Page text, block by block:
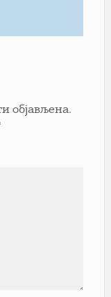
објављена.